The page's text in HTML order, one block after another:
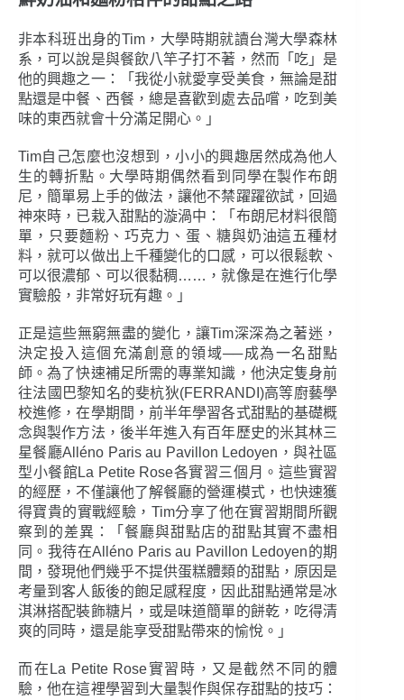
非本科班出身的Tim，大學時期就讀台灣大學森林
系，可以說是與餐飲八竿子打不著，然而「吃」是
他的興趣之一：「我從小就愛享受美食，無論是甜
點還是中餐、西餐，總是喜歡到處去品嚐，吃到美
味的東西就會十分滿足開心。」
Tim自己怎麼也沒想到，小小的興趣居然成為他人
生的轉折點。大學時期偶然看到同學在製作布朗
尼，簡單易上手的做法，讓他不禁躍躍欲試，回過
神來時，已栽入甜點的漩渦中：「布朗尼材料很簡
單，只要麵粉、巧克力、蛋、糖與奶油這五種材
料，就可以做出上千種變化的口感，可以很鬆軟、
可以很濃郁、可以很黏稠……，就像是在進行化學
實驗般，非常好玩有趣。」
正是這些無窮無盡的變化，讓Tim深深為之著迷，
決定投入這個充滿創意的領域──成為一名甜點
師。為了快速補足所需的專業知識，他決定隻身前
往法國巴黎知名的斐杭狄(FERRANDI)高等廚藝學
校進修，在學期間，前半年學習各式甜點的基礎概
念與製作方法，後半年進入有百年歷史的米其林三
星餐廳Alléno Paris au Pavillon Ledoyen，與社區
型小餐館La Petite Rose各實習三個月。這些實習
的經歷，不僅讓他了解餐廳的營運模式，也快速獲
得寶貴的實戰經驗，Tim分享了他在實習期間所觀
察到的差異：「餐廳與甜點店的甜點其實不盡相
同。我待在Alléno Paris au Pavillon Ledoyen的期
間，發現他們幾乎不提供蛋糕體類的甜點，原因是
考量到客人飯後的飽足感程度，因此甜點通常是冰
淇淋搭配裝飾糖片，或是味道簡單的餅乾，吃得清
爽的同時，還是能享受甜點帶來的愉悅。」
而在La Petite Rose實習時，又是截然不同的體
驗，他在這裡學習到大量製作與保存甜點的技巧：